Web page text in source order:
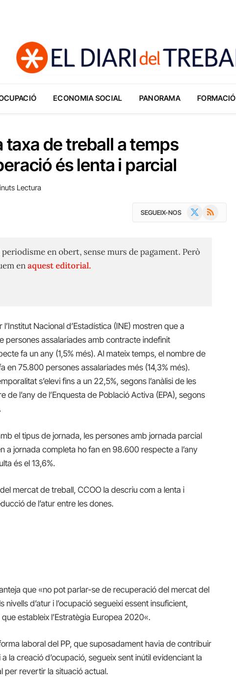
ECONOMIA SOCIAL PANORAMA FORMACIÓ
taxa de treball a temps
és lenta i parcial
Lectura
SEGUEIX-NOS RSS
en obert, sense murs de pagament. Però
enaquest editorial.
Nacional d’Estadística (INE) mostren que a
persones assalariades amb contracte indefinit
fa un any (1,5% més).Al mateix temps, el nombre de
en 75.800 persones assalariades més (14,3% més).
s’elevi fins a un 22,5%, segons l’anàlisi de les
l’any de l’Enquesta de Població Activa (EPA), segons
el tipus de jornada, les persones amb jornada parcial
a jornada completa ho fan en 98.600 respectea l’any
és el 13,6%.
mercat de treball, CCOO la descriu com a lenta i
de l’atur entre les dones.
que «no pot parlar-se de recuperació del mercat del
d’atur i l’ocupació segueixi essent insuficient,
estableix l’Estratègia Europea 2020«.
laboral del PP, que suposadament havia de contribuir
la creació d’ocupació, segueix sent inútil evidenciant la
per revertir la situacióactual.